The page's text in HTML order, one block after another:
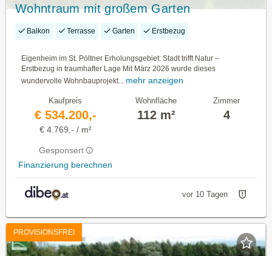
Wohntraum mit großem Garten
Balkon Terrasse Garten Erstbezug
Eigenheim im St. Pöltner Erholungsgebiet: Stadt trifft Natur –
Erstbezug in traumhafter Lage Mit März 2026 wurde dieses
wundervolle Wohnbauprojekt... mehr anzeigen
Kaufpreis
€ 534.200,-
€ 4.769,- / m²
Gesponsert
Finanzierung berechnen
Wohnfläche
112 m²
Zimmer
4
vor 10 Tagen
PROVISIONSFREI